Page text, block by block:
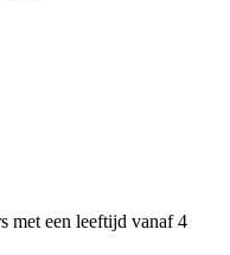
met een leeftijd vanaf 4